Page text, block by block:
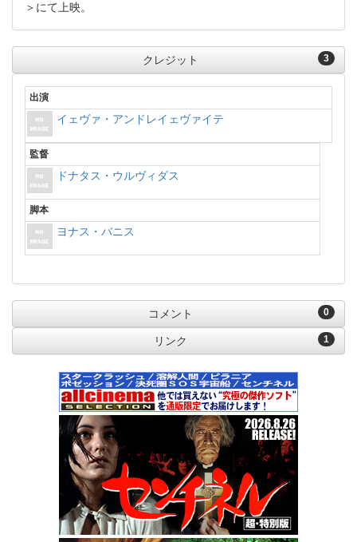
＞にて上映。
3
クレジット
出演
イェヴァ・アンドレイェヴァイテ
監督
ドナタス・ウルヴィダス
脚本
ヨナス・バニス
0
コメント
1
リンク